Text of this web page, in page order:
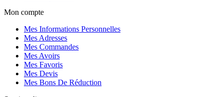
Mon compte
Mes Informations Personnelles
Mes Adresses
Mes Commandes
Mes Avoirs
Mes Favoris
Mes Devis
Mes Bons De Réduction